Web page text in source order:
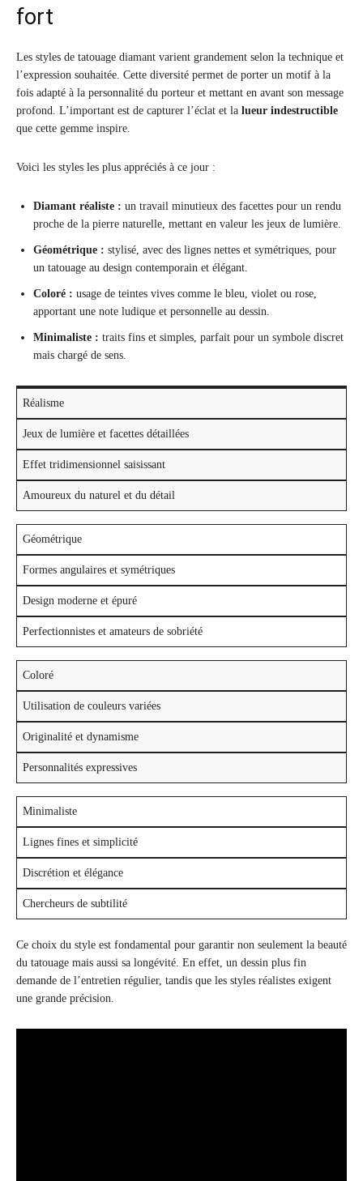
fort
Les styles de tatouage diamant varient grandement selon la technique et
l’expression souhaitée. Cette diversité permet de porter un motif à la
fois adapté à la personnalité du porteur et mettant en avant son message
profond. L’important est de capturer l’éclat et la lueur indestructible
que cette gemme inspire.
Voici les styles les plus appréciés à ce jour :
Diamant réaliste : un travail minutieux des facettes pour un rendu
proche de la pierre naturelle, mettant en valeur les jeux de lumière.
Géométrique : stylisé, avec des lignes nettes et symétriques, pour
un tatouage au design contemporain et élégant.
Coloré : usage de teintes vives comme le bleu, violet ou rose,
apportant une note ludique et personnelle au dessin.
Minimaliste : traits fins et simples, parfait pour un symbole discret
mais chargé de sens.
Réalisme
Jeux de lumière et facettes détaillées
Effet tridimensionnel saisissant
Amoureux du naturel et du détail
Géométrique
Formes angulaires et symétriques
Design moderne et épuré
Perfectionnistes et amateurs de sobriété
Coloré
Utilisation de couleurs variées
Originalité et dynamisme
Personnalités expressives
Minimaliste
Lignes fines et simplicité
Discrétion et élégance
Chercheurs de subtilité
Ce choix du style est fondamental pour garantir non seulement la beauté
du tatouage mais aussi sa longévité. En effet, un dessin plus fin
demande de l’entretien régulier, tandis que les styles réalistes exigent
une grande précision.